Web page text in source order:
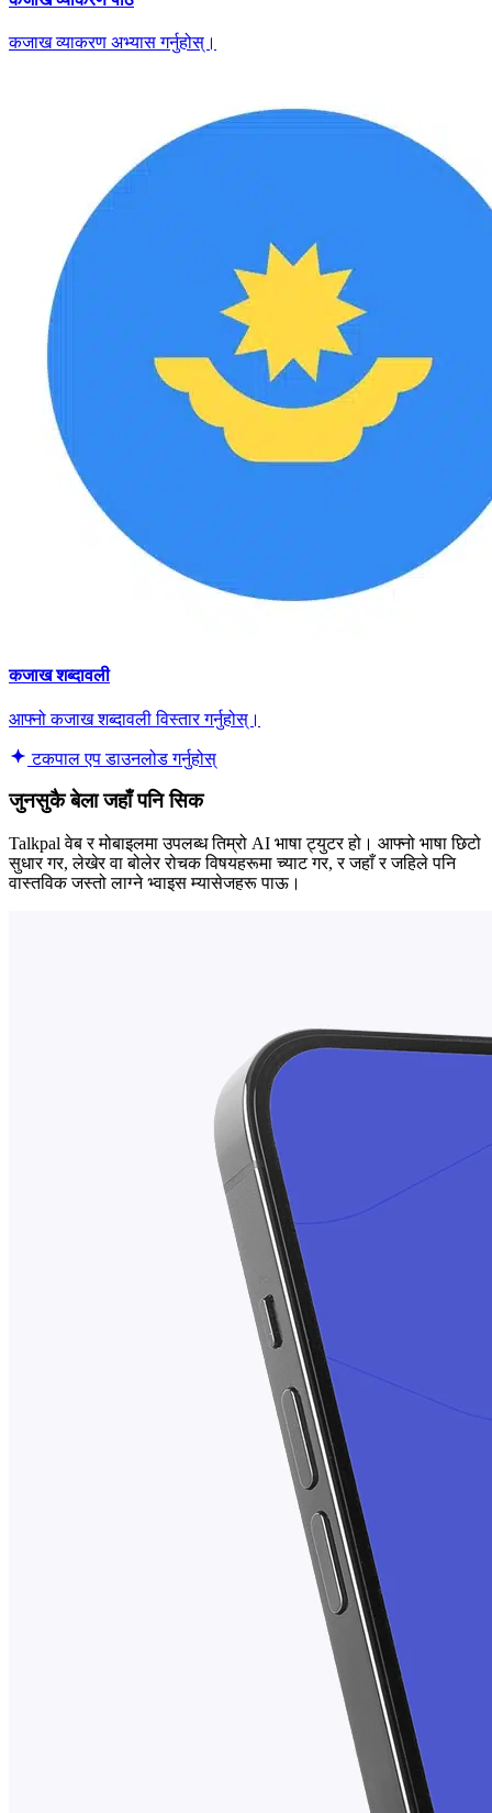
कजाख व्याकरण अभ्यास गर्नुहोस्।
कजाख शब्दावली
आफ्नो कजाख शब्दावली विस्तार गर्नुहोस्।
टकपाल एप डाउनलोड गर्नुहोस्
जुनसुकै बेला जहाँ पनि सिक
Talkpal वेब र मोबाइलमा उपलब्ध तिम्रो AI भाषा ट्युटर हो। आफ्नो भाषा छिटो
सुधार गर, लेखेर वा बोलेर रोचक विषयहरूमा च्याट गर, र जहाँ र जहिले पनि
वास्तविक जस्तो लाग्ने भ्वाइस म्यासेजहरू पाऊ।